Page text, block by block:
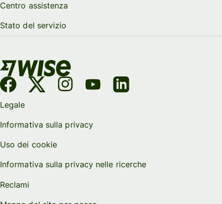
Centro assistenza
Stato del servizio
Legale
Informativa sulla privacy
Uso dei cookie
Informativa sulla privacy nelle ricerche
Reclami